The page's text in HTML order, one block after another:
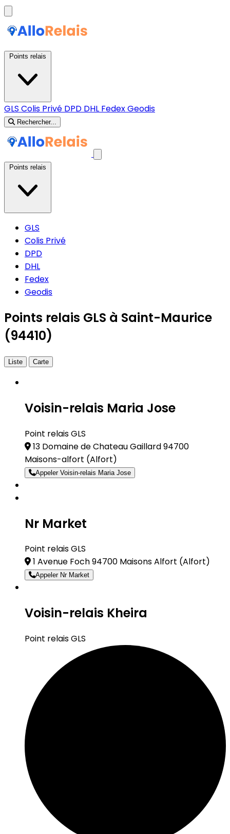
GLS Colis Privé DPD DHL FedexGeodis
Rechercher...
GLS
Colis Privé
DPD
DHL
Fedex
Geodis
Points relais GLS à Saint-Maurice
(94410)
Liste Carte
Voisin-relais Maria Jose
Point relais GLS
13 Domaine de Chateau Gaillard 94700
Maisons-alfort (Alfort)
Appeler Voisin-relais Maria Jose
Nr Market
Point relais GLS
1 Avenue Foch 94700 Maisons Alfort (Alfort)
Appeler Nr Market
Voisin-relais Kheira
Point relais GLS